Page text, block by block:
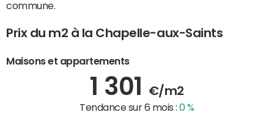
commune.
Prix du m2 à la Chapelle-aux-Saints
Maisons et appartements
1 301 €/m2
Tendance sur 6 mois :0 %